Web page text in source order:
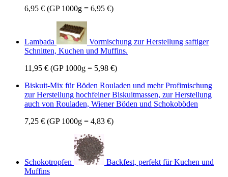
6,95 € (GP 1000g = 6,95 €)
Lambada
Vormischung zur Herstellung saftiger
Schnitten, Kuchen und Muffins.
11,95 € (GP 1000g = 5,98 €)
Biskuit-Mix für Böden Rouladen und mehr Profimischung
zur Herstellung hochfeiner Biskuitmassen, zur Herstellung
auch von Rouladen, Wiener Böden und Schokoböden
7,25 € (GP 1000g = 4,83 €)
Schokotropfen
Backfest, perfekt für Kuchen und
Muffins